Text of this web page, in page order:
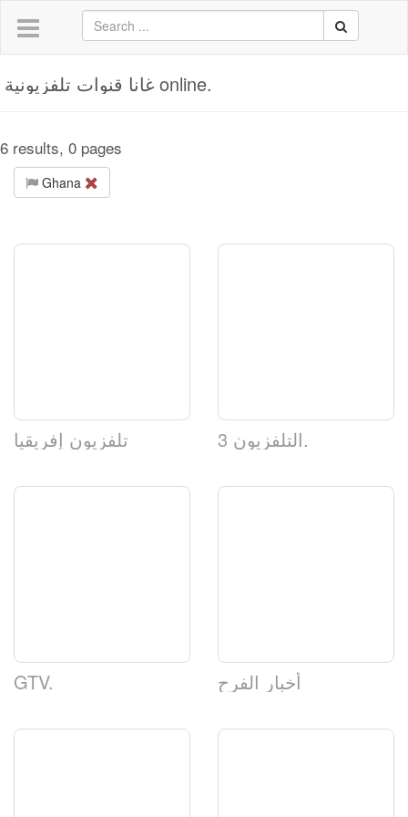
غانا قنوات تلفزيونية online.
6 results, 0 pages
Ghana
تلفزيون إفريقيا التلفزيون 3.
GTV. أخبار الفرح